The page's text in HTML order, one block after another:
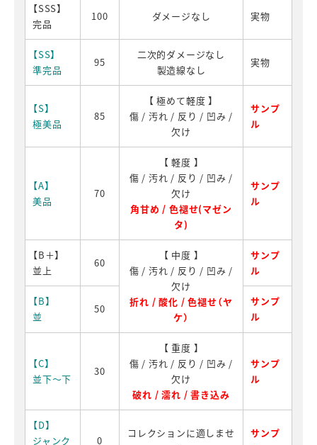
【SSS】
完品
100 ダメージなし 実物
【SS】
準完品
95
二次的ダメージなし
製造線なし
実物
【S】
極美品
85
【 極めて軽度 】
傷 / 汚れ / 反り / 凹み /
欠け
サンプ
ル
【A】
美品
70
【 軽度 】
傷 / 汚れ / 反り / 凹み /
欠け
角甘め / 色褪せ(マゼン
タ)
サンプ
ル
【B＋】
並上
60
【 中度 】
傷 / 汚れ / 反り / 凹み /
欠け
折れ / 酸化 / 色褪せ（ヤ
ケ）
サンプ
ル
【B】
並
50
サンプ
ル
【C】
並下～下
30
【 重度 】
傷 / 汚れ / 反り / 凹み /
欠け
破れ / 濡れ / 書き込み
サンプ
ル
【D】
ジャンク
0
コレクションに適しませ
サンプ